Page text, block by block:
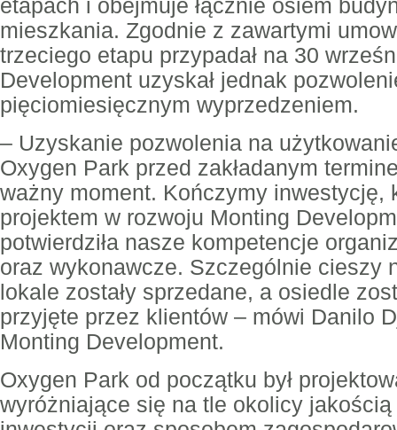
etapach i obejmuje łącznie osiem
mieszkania. Zgodnie z zawartymi
trzeciego etapu przypadał na 30
Development uzyskał jednak
pięciomiesięcznym wyprzedzeniem.
– Uzyskanie pozwolenia na
Oxygen Park przed zakładanym
ważny moment. Kończymy inwestycję,
projektem w rozwoju Monting
potwierdziła nasze kompetencje
oraz wykonawcze. Szczególnie cieszy
lokale zostały sprzedane, a osiedle
przyjęte przez klientów – mówi Danilo
Monting Development.
Oxygen Park od początku był
wyróżniające się na tle okolicy